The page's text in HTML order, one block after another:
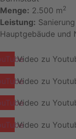
Menge: 2.500 m2
Leistung:
Hauptgebäude und
Video zu
Video zu
Video zu
Video zu